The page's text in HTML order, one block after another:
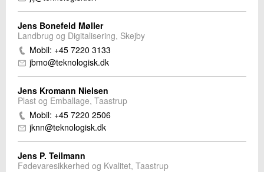
Jens Bonefeld Møller
Landbrug og Digitalisering, Skejby
Mobil: +45 7220 3133
jbmo@teknologisk.dk
Jens Kromann Nielsen
Plast og Emballage, Taastrup
Mobil: +45 7220 2506
jknn@teknologisk.dk
Jens P. Teilmann
Fødevaresikkerhed og Kvalitet, Taastrup